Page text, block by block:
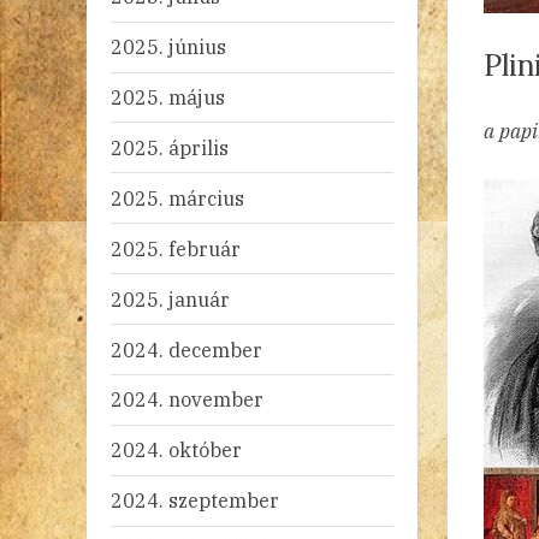
on
a
2025. június
2025. május
2025. április
2025. március
2025. február
2025. január
2024. december
2024. november
2024. október
2024. szeptember